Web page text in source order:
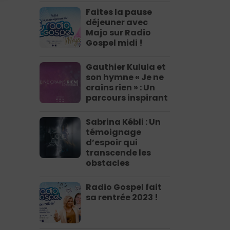
Faites la pause
déjeuner avec
Majo sur Radio
Gospel midi !
Gauthier Kulula et
son hymne « Je ne
crains rien » : Un
parcours inspirant
Sabrina Kébli : Un
témoignage
d’espoir qui
transcende les
obstacles
Radio Gospel fait
sa rentrée 2023 !